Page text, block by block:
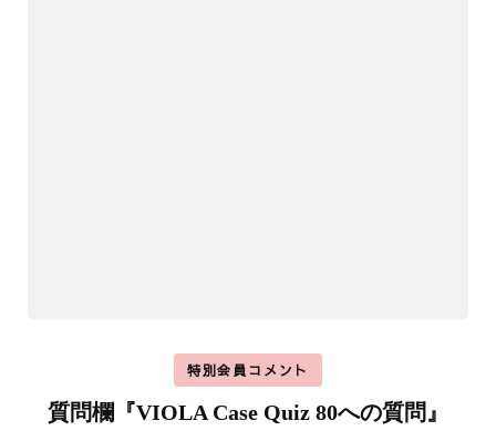
特別会員コメント
質問欄『VIOLA Case Quiz 80への質問』